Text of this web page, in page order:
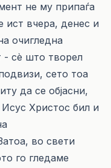
не му припаѓа
ист вчера, денес и
очигледна
- сè што творел
сето тоа
да се објасни,
Христос бил и
во свети
го гледаме